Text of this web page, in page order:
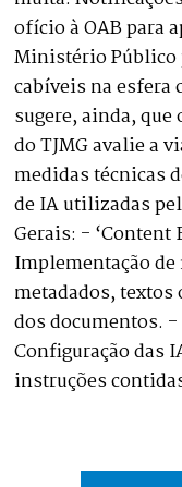
ofício à OAB para
Ministério Público
cabíveis na
sugere, ainda,
do TJMG avalie a
medidas técnicas
de IA utilizadas
Gerais: - ‘Content
Implementação
metadados,
dos documentos.
Configuração das
instruções